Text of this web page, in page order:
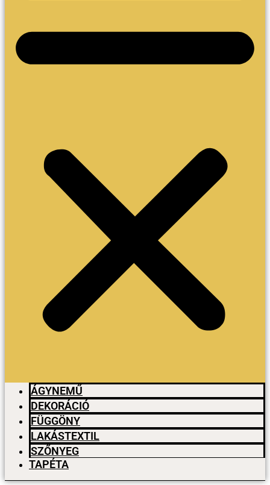
ÁGYNEMŰ
DEKORÁCIÓ
FÜGGÖNY
LAKÁSTEXTIL
SZŐNYEG
TAPÉTA